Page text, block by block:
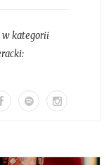
w kategorii